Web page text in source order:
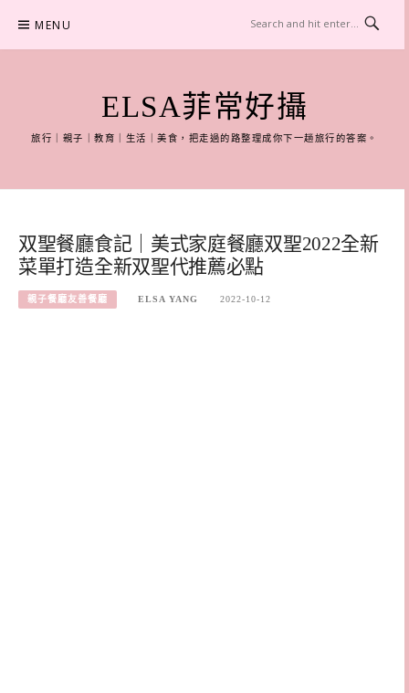
content
MENU
ELSA菲常好攝
旅行｜親子｜教育｜生活｜美食，把走過的路整理成你下一趟旅行的答案。
双聖餐廳食記｜美式家庭餐廳双聖2022全新
菜單打造全新双聖代推薦必點
親子餐廳友善餐廳 ELSA YANG 2022-10-12